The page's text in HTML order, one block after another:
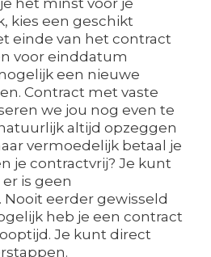
het minst voor je
kies een geschikt
einde van het contract
voor einddatum
een nieuwe
Contract met vaste
we jou nog even te
altijd opzeggen
vermoedelijk betaal je
je contractvrij? Je kunt
is geen
eerder gewisseld
heb je een contract
Je kunt direct